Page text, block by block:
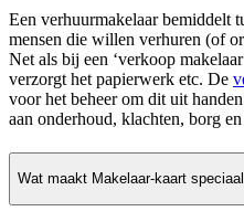
Een verhuurmakelaar bemiddelt
mensen die willen verhuren (of
Net als bij een ‘verkoop
verzorgt het papierwerk etc. De
voor het beheer om dit uit
aan onderhoud, klachten, borg
Wat maakt Makelaar-kaart